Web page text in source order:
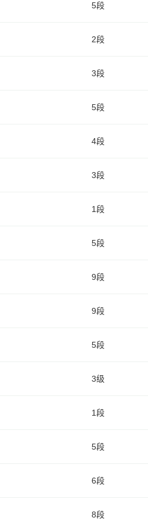
5段
2段
3段
5段
4段
3段
1段
5段
9段
9段
5段
3级
1段
5段
6段
8段